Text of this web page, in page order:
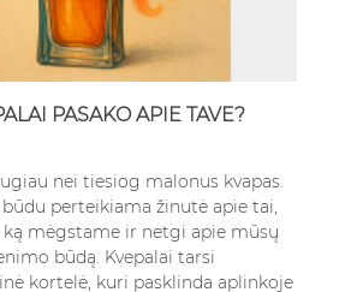
PASAKO APIE TAVE?
nei tiesiog malonus kvapas.
perteikiama žinutė apie tai,
ką mėgstame ir netgi apie mūsų
būdą. Kvepalai tarsi
kortelė, kuri pasklinda aplinkoje